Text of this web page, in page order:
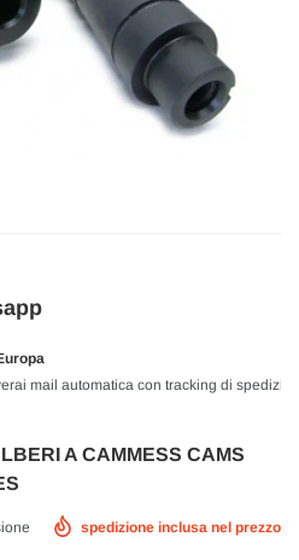
mail automatica con tracking di
A CAMMESS CAMS
spedizione inclusa nel prezzo